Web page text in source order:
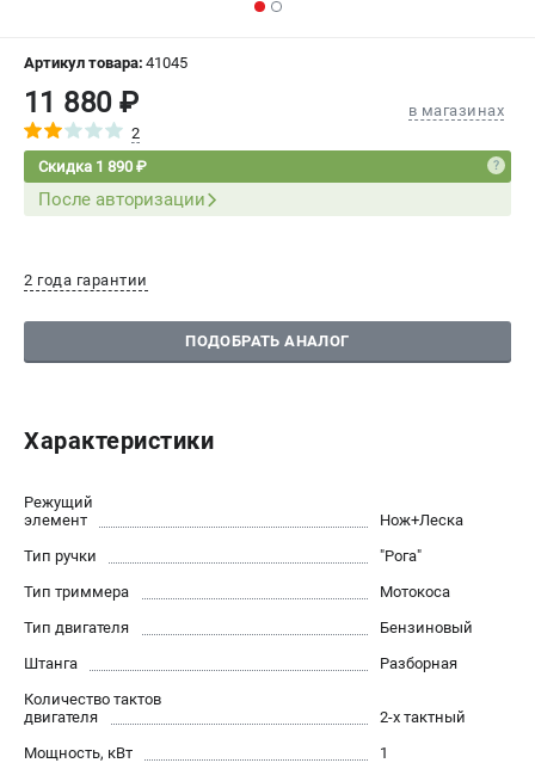
МАГАЗИНЫ
ИЗБРАННОЕ
СРАВНЕНИЕ ( 0 )
ПОДДЕРЖКА
Нашли дешевле?
ИНФОРМАЦИЯ
О компании
Новости
Юридическим лицам
Как нас найти
САДОВАЯ ТЕХНИКА
Аэраторы и скарификаторы
Артикул товара: 41045
11 880 ₽
2
в магазинах
Скидка 1 890 ₽
После авторизации
2 года гарантии
ПОДОБРАТЬ АНАЛОГ
Характеристики
Режущий
элемент
Нож+Леска
Тип ручки
"Рога"
Тип триммера
Мотокоса
Тип двигателя
Бензиновый
Штанга
Разборная
Количество тактов
двигателя
2-х тактный
Мощность, кВт
1